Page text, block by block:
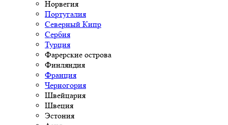
Норвегия
Португалия
Северный Кипр
Сербия
Турция
Фарерские острова
Финляндия
Франция
Черногория
Швейцария
Швеция
Эстония